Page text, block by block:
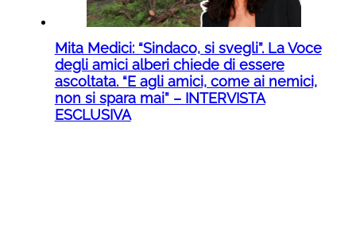
Mita Medici: “Sindaco, si svegli”. La Voce
degli amici alberi chiede di essere
ascoltata. “E agli amici, come ai nemici,
non si spara mai” – INTERVISTA
ESCLUSIVA